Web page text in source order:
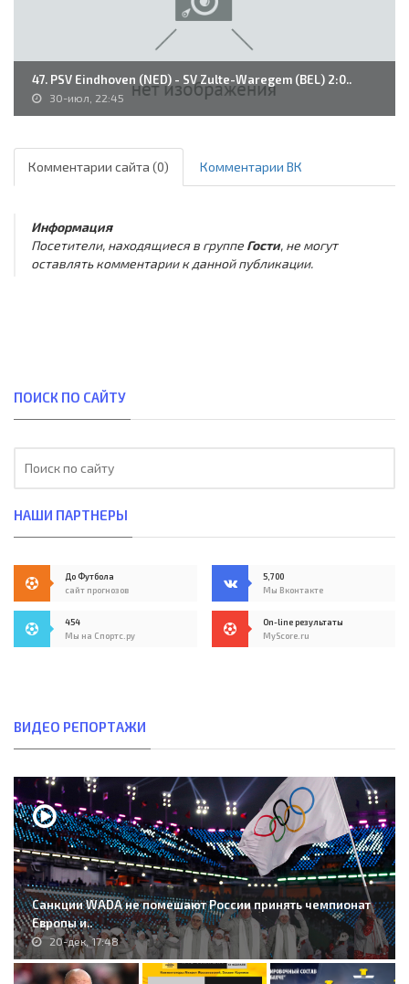
47. PSV Eindhoven (NED) - SV Zulte-Waregem (BEL) 2:0..
30-июл, 22:45
Комментарии сайта (0) Комментарии ВК
Информация
Посетители, находящиеся в группе Гости, не могут
оставлять комментарии к данной публикации.
ПОИСК ПО САЙТУ
НАШИ ПАРТНЕРЫ
До Футбола
сайт прогнозов
5,700
Мы Вконтакте
454
Мы на Спортс.ру
On-line результаты
MyScore.ru
ВИДЕО РЕПОРТАЖИ
Санкции WADA не помешают России принять чемпионат
Европы и..
20-дек, 17:48